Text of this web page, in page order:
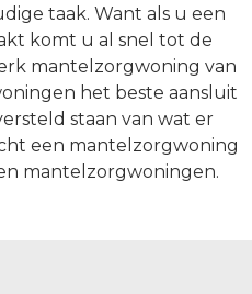
taak. Want als u een
komt u al snel tot de
mantelzorgwoning van
het beste aansluit
staan van wat er
een mantelzorgwoning
mantelzorgwoningen.